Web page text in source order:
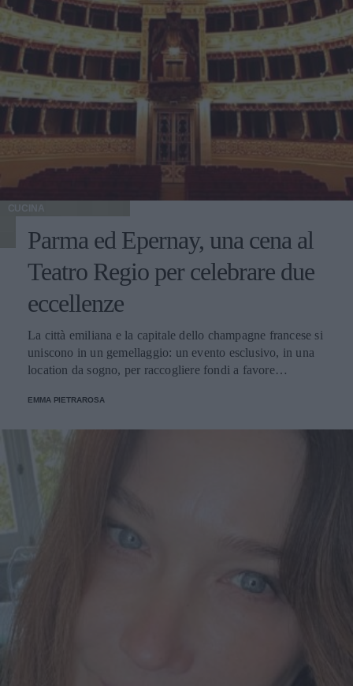
CUCINA
Parma ed Epernay, una cena al
Teatro Regio per celebrare due
eccellenze
La città emiliana e la capitale dello champagne francese si
uniscono in un gemellaggio: un evento esclusivo, in una
location da sogno, per raccogliere fondi a favore
EMMA PIETRAROSA